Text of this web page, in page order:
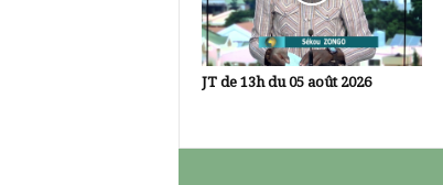
JT de 13h du 05 août 2026